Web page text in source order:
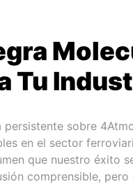
Tu
persistente sobre
en el sector
que nuestro éxito
comprensible, pero